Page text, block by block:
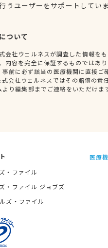
うユーザーをサポートしてい
ついて
会社ウェルネスが調査した情報を
内容を完全に保証するものではあ
前に必ず該当の医療機関に直接ご
会社ウェルネスではその賠償の責
り編集部までご連絡をいただけま
・ファイル
・ファイル ジョブズ
ズ・ファイル
医療